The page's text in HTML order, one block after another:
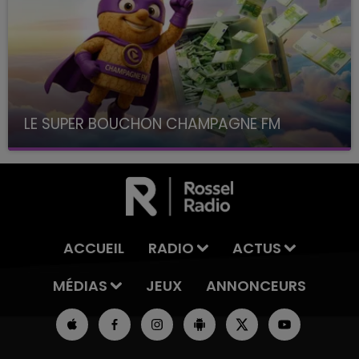
LE SUPER BOUCHON CHAMPAGNE FM
avec La Famille Champagne FM, à 8H10
ACCUEIL RADIO
ACTUS
MÉDIAS
JEUX ANNONCEURS